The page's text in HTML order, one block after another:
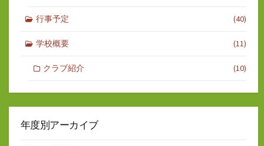
行事予定 (40)
学校概要 (11)
クラブ紹介 (10)
年度別アーカイブ